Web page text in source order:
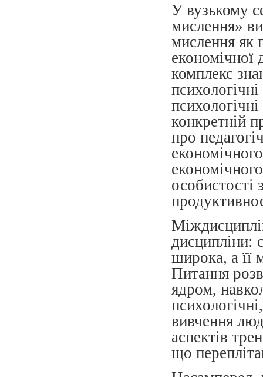
У вузькому
мислення»
мислення як
економічної
комплекс
конкретній
про
особистості
дисципліни:
широка, а її
Питання
ядром,
вивчення
аспектів
що